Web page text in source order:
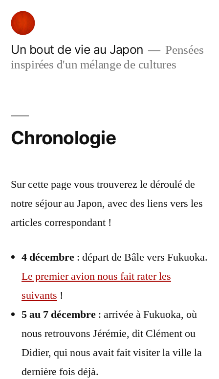
Aller
contenu
Un bout de vie au Japon
Pensées
inspirées d'un mélange de cultures
Chronologie
Sur cette page vous trouverez le déroulé de
notre séjour au Japon, avec des liens vers les
articles correspondant !
4 décembre : départ de Bâle vers Fukuoka.
Le premier avion nous fait rater les
suivants !
5 au 7 décembre : arrivée à Fukuoka, où
nous retrouvons Jérémie, dit Clément ou
Didier, qui nous avait fait visiter la ville la
dernière fois déjà.